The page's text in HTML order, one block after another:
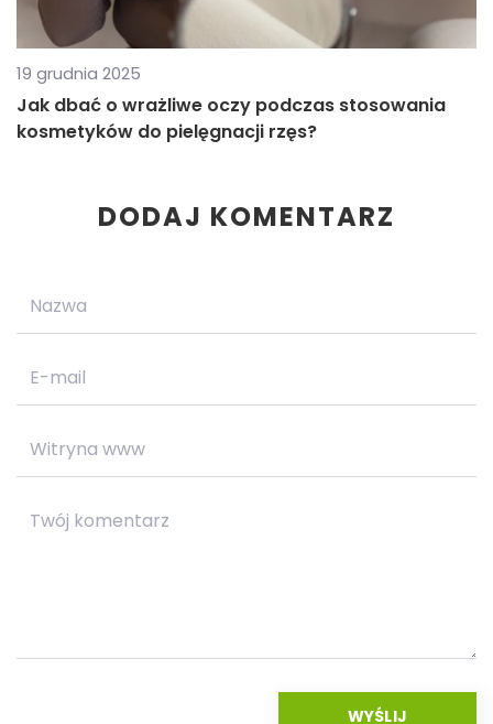
19 grudnia 2025
Jak dbać o wrażliwe oczy podczas stosowania
kosmetyków do pielęgnacji rzęs?
DODAJ KOMENTARZ